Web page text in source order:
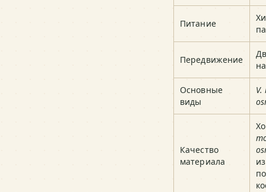
Питание
Передвижение
Основные
виды
Качество
материала